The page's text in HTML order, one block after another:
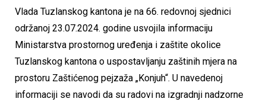
Vlada Tuzlanskog kantona je na 66. redovnoj sjednici
održanoj 23.07.2024. godine usvojila informaciju
Ministarstva prostornog uređenja i zaštite okolice
Tuzlanskog kantona o uspostavljanju zaštinih mjera na
prostoru Zaštićenog pejzaža „Konjuh“. U navedenoj
informaciji se navodi da su radovi na izgradnji nadzorne